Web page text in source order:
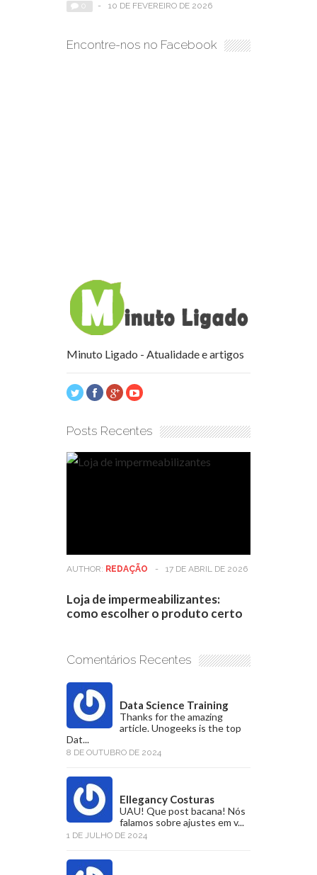
- 10 DE FEVEREIRO DE 2026
Encontre-nos no Facebook
Minuto Ligado - Atualidade e artigos
Posts Recentes
AUTHOR: REDAÇÃO - 17 DE ABRIL DE 2026
Loja de impermeabilizantes:
como escolher o produto certo
Comentários Recentes
Data Science Training
Thanks for the amazing
article. Unogeeks is the top
Dat...
8 DE OUTUBRO DE 2024
Ellegancy Costuras
UAU! Que post bacana! Nós
falamos sobre ajustes em v...
1 DE JULHO DE 2024